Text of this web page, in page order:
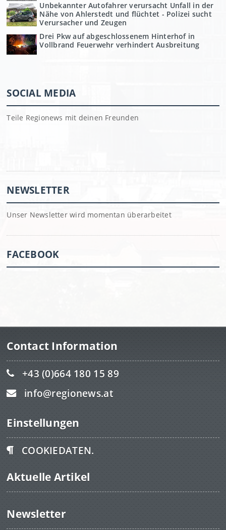
Unbekannter Autofahrer verursacht Unfall in der
Nähe von Ahlerstedt und flüchtet - Polizei sucht
Verursacher und Zeugen
Drei Pkw auf abgeschlossenem Hinterhof in
Vollbrand Feuerwehr verhindert Ausbreitung
SOCIAL MEDIA
Teile Regionews mit deinen Freunden
NEWSLETTER
Unser Newsletter wird momentan überarbeitet
FACEBOOK
Contact Information
+43 (0)664 180 15 89
info@regionews.at
Einstellungen
COOKIEDATEN.
Aktuelle Artikel
Newsletter